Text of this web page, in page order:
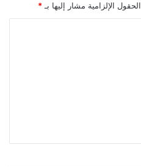
الحقول الإلزامية مشار إليها بـ *